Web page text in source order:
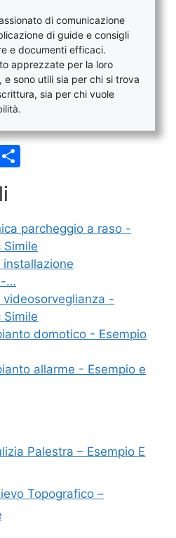
di comunicazione
di guide e consigli
e documenti efficaci.
apprezzate per la loro
sono utili sia per chi si trova
sia per chi vuole
di
vi
di
parcheggio a raso​ -
Simile
-…
videosorveglianza -
Simile
domotico - Esempio
allarme - Esempio e
Palestra – Esempio E
Topografico –